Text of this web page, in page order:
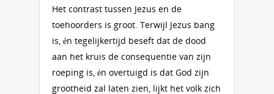
Het contrast tussen Jezus en de
toehoorders is groot. Terwijl Jezus bang
is, én tegelijkertijd beseft dat de dood
aan het kruis de consequentie van zijn
roeping is, én overtuigd is dat God zijn
grootheid zal laten zien, lijkt het volk zich